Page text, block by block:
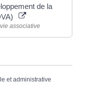
de la
associative
et administrative